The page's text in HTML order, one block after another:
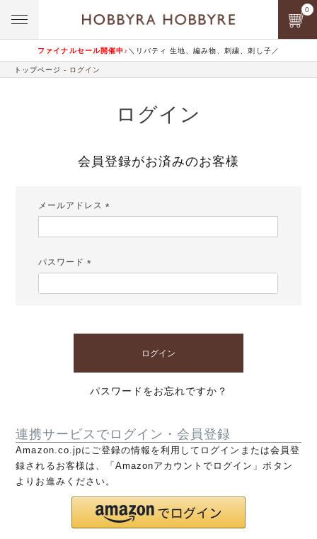
ファイナルセール開催中♪ ＼リバティ 生地、編み物、刺繍、刺し子／
0
トップページ ログイン
ログイン
会員登録がお済みのお客様
メールアドレス
パスワード
ログイン
パスワードをお忘れですか？
連携サービスでログイン・会員登録
Amazon.co.jpにご登録の情報を利用してログインまたは会員登
録されるお客様は、「Amazonアカウントでログイン」ボタン
よりお進みください。